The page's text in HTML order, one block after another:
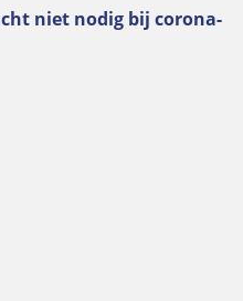
niet nodig bij corona-